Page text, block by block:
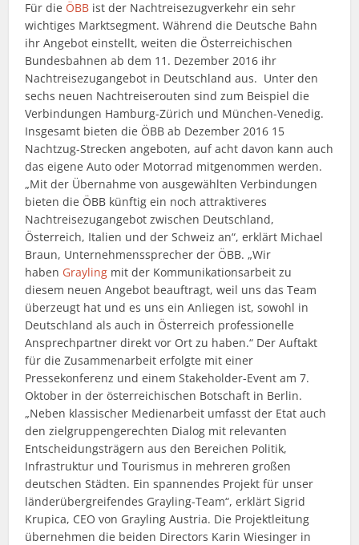
Für die ÖBB ist der Nachtreisezugverkehr ein sehr
wichtiges Marktsegment. Während die Deutsche Bahn
ihr Angebot einstellt, weiten die Österreichischen
Bundesbahnen ab dem 11. Dezember 2016 ihr
Nachtreisezugangebot in Deutschland aus. Unter den
sechs neuen Nachtreiserouten sind zum Beispiel die
Verbindungen Hamburg-Zürich und München-Venedig.
Insgesamt bieten die ÖBB ab Dezember 2016 15
Nachtzug-Strecken angeboten, auf acht davon kann auch
das eigene Auto oder Motorrad mitgenommen werden.
„Mit der Übernahme von ausgewählten Verbindungen
bieten die ÖBB künftig ein noch attraktiveres
Nachtreisezugangebot zwischen Deutschland,
Österreich, Italien und der Schweiz an“, erklärt Michael
Braun, Unternehmenssprecher der ÖBB. „Wir
haben Grayling mit der Kommunikationsarbeit zu
diesem neuen Angebot beauftragt, weil uns das Team
überzeugt hat und es uns ein Anliegen ist, sowohl in
Deutschland als auch in Österreich professionelle
Ansprechpartner direkt vor Ort zu haben.“ Der Auftakt
für die Zusammenarbeit erfolgte mit einer
Pressekonferenz und einem Stakeholder-Event am 7.
Oktober in der österreichischen Botschaft in Berlin.
„Neben klassischer Medienarbeit umfasst der Etat auch
den zielgruppengerechten Dialog mit relevanten
Entscheidungsträgern aus den Bereichen Politik,
Infrastruktur und Tourismus in mehreren großen
deutschen Städten. Ein spannendes Projekt für unser
länderübergreifendes Grayling-Team“, erklärt Sigrid
Krupica, CEO von Grayling Austria. Die Projektleitung
übernehmen die beiden Directors Karin Wiesinger in